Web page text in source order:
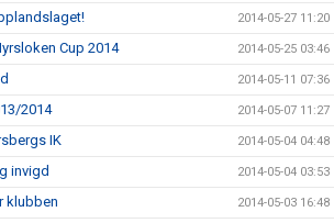
2014-05-27 11:20
Cup 2014 2014-05-25 03:46
2014-05-11 07:36
2014 2014-05-07 11:27
IK 2014-05-04 04:48
invigd 2014-05-04 03:53
klubben 2014-05-03 16:48